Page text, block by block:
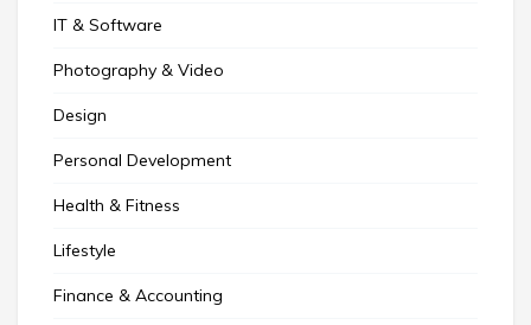
IT & Software
Photography & Video
Design
Personal Development
Health & Fitness
Lifestyle
Finance & Accounting